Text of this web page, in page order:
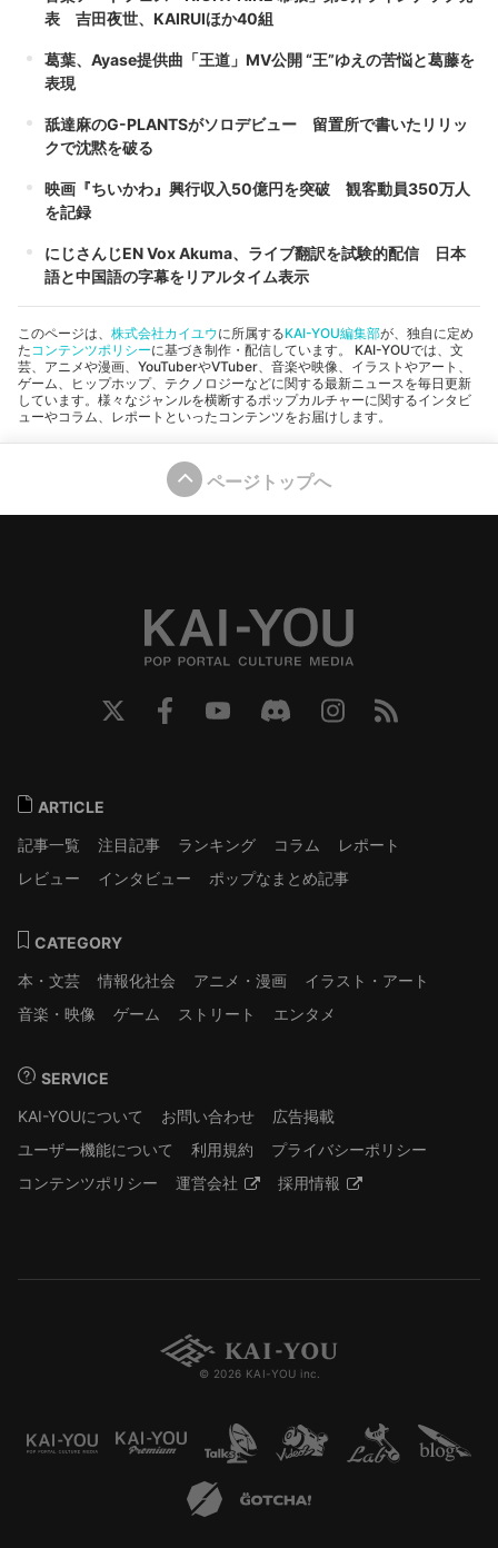
表 吉田夜世、KAIRUIほか40組
葛葉、Ayase提供曲「王道」MV公開 “王”ゆえの苦悩と葛藤を
表現
舐達麻のG-PLANTSがソロデビュー 留置所で書いたリリッ
クで沈黙を破る
映画『ちいかわ』興行収入50億円を突破 観客動員350万人
を記録
にじさんじEN Vox Akuma、ライブ翻訳を試験的配信 日本
語と中国語の字幕をリアルタイム表示
このページは、 株式会社カイユウに所属するKAI-YOU編集部が、独自に定め
たコンテンツポリシーに基づき制作・配信しています。 KAI-YOUでは、文
芸、アニメや漫画、YouTuberやVTuber、音楽や映像、イラストやアート、
ゲーム、ヒップホップ、テクノロジーなどに関する最新ニュースを毎日更新
しています。様々なジャンルを横断するポップカルチャーに関するインタビ
ューやコラム、レポートといったコンテンツをお届けします。
ページトップへ
ARTICLE
記事一覧
注目記事 ランキング コラム
レポート
レビュー
インタビュー ポップなまとめ記事
CATEGORY
本・文芸
情報化社会 アニメ・漫画
イラスト・アート
音楽・映像
ゲーム ストリート エンタメ
SERVICE
KAI-YOUについて
お問い合わせ
広告掲載
ユーザー機能について
利用規約
プライバシーポリシー
コンテンツポリシー
運営会社 採用情報
© 2026 KAI-YOU inc.